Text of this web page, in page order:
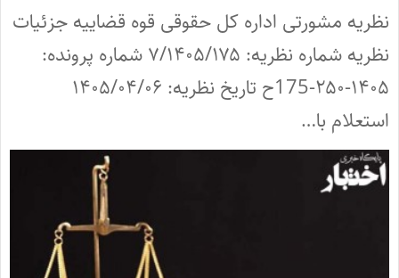
نظریه مشورتی اداره کل حقوقی قوه قضاییه جزئیات
نظریه شماره نظریه: ۷/۱۴۰۵/۱۷۵ شماره پرونده:
۱۴۰۵-۲۵۰-175ح تاریخ نظریه: ۱۴۰۵/۰۴/۰۶
استعلام با…